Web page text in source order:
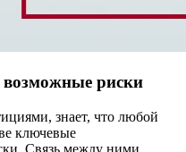
возможные риски
знает, что любой
ключевые
Связь между ними